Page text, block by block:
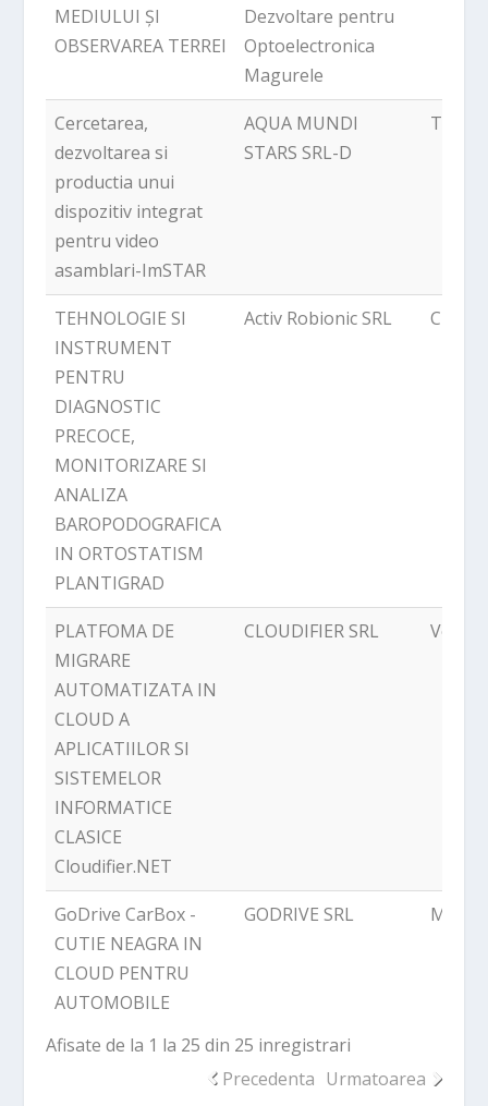
MEDIULUI ȘI
OBSERVAREA TERREI
Dezvoltare pentru
Optoelectronica
Magurele
Cercetarea,
dezvoltarea si
productia unui
dispozitiv integrat
pentru video
asamblari-ImSTAR
AQUA MUNDI
STARS SRL-D
Tunari
TEHNOLOGIE SI
INSTRUMENT
PENTRU
DIAGNOSTIC
PRECOCE,
MONITORIZARE SI
ANALIZA
BAROPODOGRAFICA
IN ORTOSTATISM
PLANTIGRAD
Activ Robionic SRL Chitila
PLATFOMA DE
MIGRARE
AUTOMATIZATA IN
CLOUD A
APLICATIILOR SI
SISTEMELOR
INFORMATICE
CLASICE
Cloudifier.NET
CLOUDIFIER SRL
GoDrive CarBox -
CUTIE NEAGRA IN
CLOUD PENTRU
AUTOMOBILE
GODRIVE SRL
Afisate de la 1 la 25 din 25 inregistrari
Precedenta Urmatoarea